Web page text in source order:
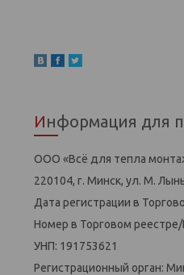
Информация для
ООО «Всё для тепла
220104, г. Минск, ул. М.
Дата регистрации в
Номер в Торговом
УНП: 191753621
Регистрационный орган: